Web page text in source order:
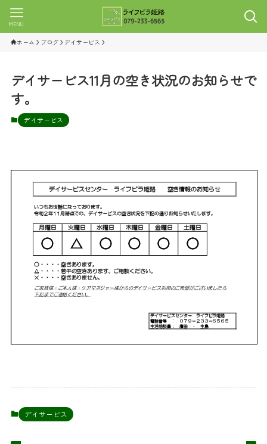
MENU
ホーム ブログ デイサービス
デイサービス11月の空き状況のお知らせで
す。
デイサービス
デイサービス